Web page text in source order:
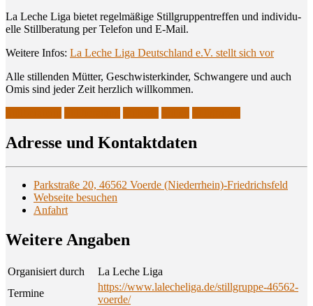
La Leche Liga bie­tet regel­mä­ßi­ge Still­grup­pen­tref­fen und indi­vi­du­
el­le Still­be­ra­tung per Tele­fon und E‑Mail.
Wei­te­re Infos: La Leche Liga Deutsch­land e.V. stellt sich vor
Alle stil­len­den Müt­ter, Geschwis­ter­kin­der, Schwan­ge­re und auch
Omis sind jeder Zeit herz­lich willkommen.
Adres­se und Kontaktdaten
Parkstraße 20, 46562 Voerde (Niederrhein)-Friedrichsfeld
Webseite besuchen
Anfahrt
Wei­te­re Angaben
Organisiert durch
La Leche Liga
Termine
https://www.lalecheliga.de/stillgruppe-46562-
voerde/